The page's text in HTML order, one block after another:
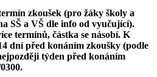
zkoušek (pro žáky školy a
SŠ a VŠ dle info od vyučující).
termínů, částka se násobí. K
dní před konáním zkoušky (podle
týden před konáním